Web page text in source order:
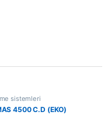
sistemleri
4500 C.D (EKO)